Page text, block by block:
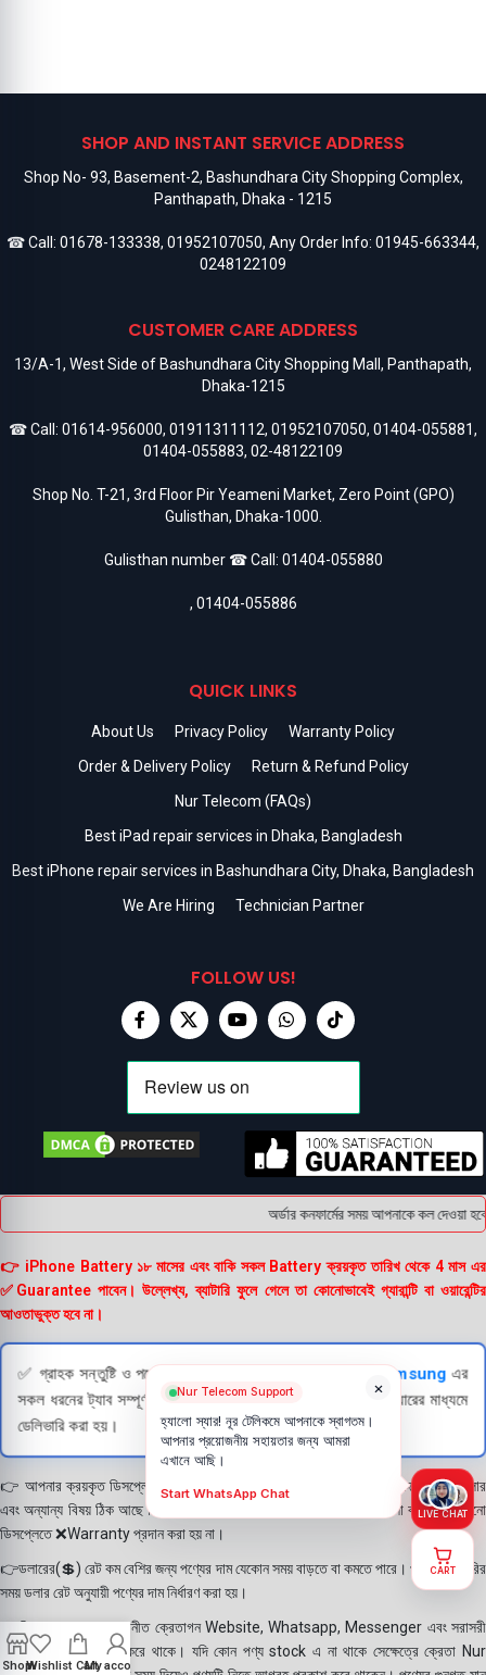
SHOP AND INSTANT SERVICE ADDRESS
Shop No- 93, Basement-2, Bashundhara City Shopping Complex,
Panthapath, Dhaka - 1215
☎ Call: 01678-133338, 01952107050, Any Order Info: 01945-663344,
0248122109
CUSTOMER CARE ADDRESS
13/A-1, West Side of Bashundhara City Shopping Mall, Panthapath,
Dhaka-1215
☎ Call: 01614-956000, 01911311112, 01952107050, 01404-055881,
01404-055883, 02-48122109
Shop No. T-21, 3rd Floor Pir Yeameni Market, Zero Point (GPO)
Gulisthan, Dhaka-1000.
Gulisthan number ☎ Call: 01404-055880
, 01404-055886
QUICK LINKS
About Us Privacy Policy
Warranty Policy
Order & Delivery Policy
Return & Refund Policy
Nur Telecom (FAQs)
Best iPad repair services in Dhaka, Bangladesh
Best iPhone repair services in Bashundhara City, Dhaka, Bangladesh
We Are Hiring
Technician Partner
FOLLOW US!
অর্ডার কনফার্মের সময় আপনাকে কল দেওয়া
👉 iPhone Battery ১৮ মাসের এবং বাকি সকল Battery ক্রয়কৃত তারিখ থেকে 4 মাস এর
✅Guarantee পাবেন। উল্লেখ্য, ব্যাটারি ফুলে গেলে তা কোনোভাবেই গ্যারান্টি বা ওয়ারেন্টির
আওতাভুক্ত হবে না।
✅ গ্রাহক সন্তুষ্টি ও পণ্যের স্বচ্ছতা নিশ্চিত করতে Samsung এর
সকল ধরনের ট্যাব সম্পূর্ণরূপে যাচাই (Check) করার পরই বিক্রি ও কুরিয়ারের মাধ্যমে
ডেলিভারি করা হয়।
👉 আপনার ক্রয়কৃত ডিসপ্লে স্থায়ী ভাবে লাগানোর আগে মোবাইলে লাগিয়ে চেক করে নিবেন কালার
এবং অন্যান্য বিষয় ঠিক আছে কিনা। শতভাগ নিশ্চিত হয়ে পলি তুলবেন। পলি তোলা বা আঠা লাগানো
ডিসপ্লেতে ❌Warranty প্রদান করা হয় না।
👉ডলারের(💲) রেট কম বেশির জন্য পণ্যের দাম যেকোন সময় বাড়তে বা কমতে পারে। পণ্য ডেলিভারির
সময় ডলার রেট অনুযায়ী পণ্যের দাম নির্ধারণ করা হয়।
👉বিঃ দ্রঃ- আমাদের সম্মানীত ক্রেতাগন Website, Whatsapp, Messenger এবং সরাসরী
ফোন করে পণ্য Order করে থাকে। যদি কোন পণ্য stock এ না থাকে সেক্ষেত্রে ক্রেতা Nur
ShopWishlist CartMy account
×
Nur Telecom Support
হ্যালো স্যার! নূর টেলিকমে আপনাকে স্বাগতম।
আপনার প্রয়োজনীয় সহায়তার জন্য আমরা
এখানে আছি।
Start WhatsApp Chat
LIVE CHAT
CART